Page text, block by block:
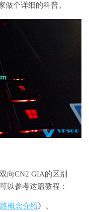
做个详细的科普。
向CN2 GIA的区别
以参考这篇教程：
概念介绍》。